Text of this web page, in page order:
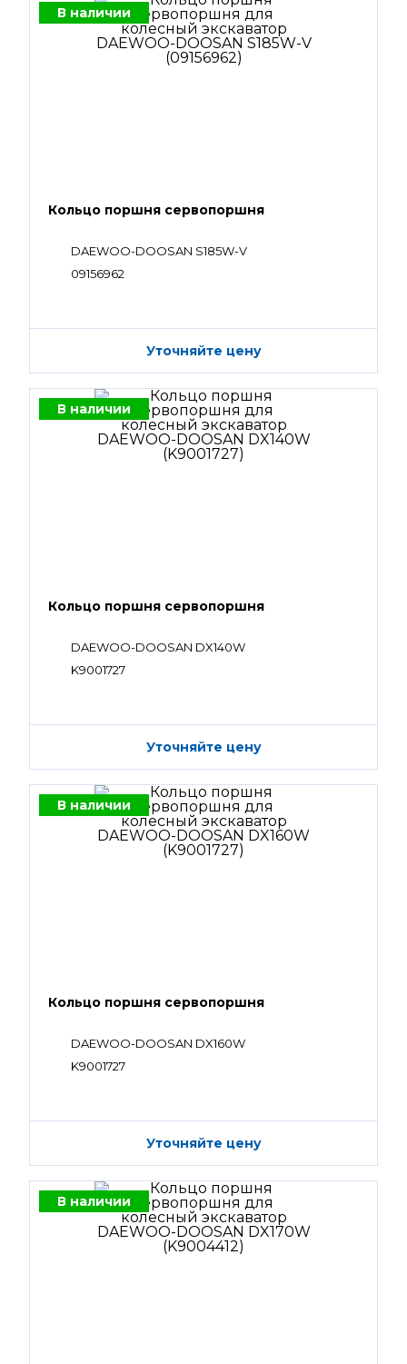
В наличии
Кольцо поршня сервопоршня
DAEWOO-DOOSAN S185W-V
09156962
Уточняйте цену
В наличии
Кольцо поршня сервопоршня
DAEWOO-DOOSAN DX140W
K9001727
Уточняйте цену
В наличии
Кольцо поршня сервопоршня
DAEWOO-DOOSAN DX160W
K9001727
Уточняйте цену
В наличии